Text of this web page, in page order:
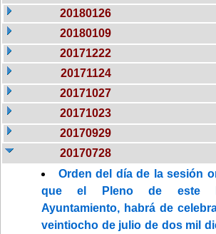
20180126
20180109
20171222
20171124
20171027
20171023
20170929
20170728
Orden del día de la sesión
que el Pleno de este
Ayuntamiento, habrá de
veintiocho de julio de dos mil